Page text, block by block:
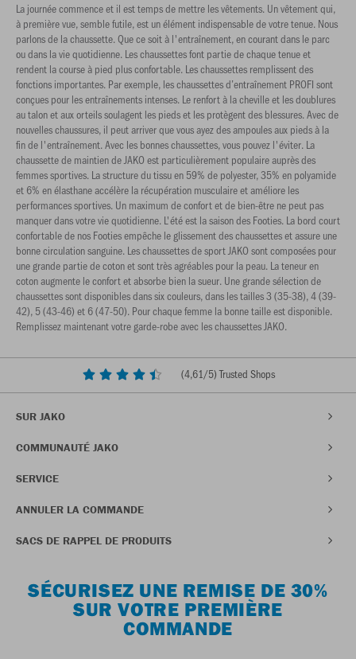
La journée commence et il est temps de mettre les vêtements. Un vêtement qui,
à première vue, semble futile, est un élément indispensable de votre tenue. Nous
parlons de la chaussette. Que ce soit à l'entraînement, en courant dans le parc
ou dans la vie quotidienne. Les chaussettes font partie de chaque tenue et
rendent la course à pied plus confortable. Les chaussettes remplissent des
fonctions importantes. Par exemple, les chaussettes d’entraînement PROFI sont
conçues pour les entraînements intenses. Le renfort à la cheville et les doublures
au talon et aux orteils soulagent les pieds et les protègent des blessures. Avec de
nouvelles chaussures, il peut arriver que vous ayez des ampoules aux pieds à la
fin de l'entraînement. Avec les bonnes chaussettes, vous pouvez l'éviter. La
chaussette de maintien de JAKO est particulièrement populaire auprès des
femmes sportives. La structure du tissu en 59% de polyester, 35% en polyamide
et 6% en élasthane accélère la récupération musculaire et améliore les
performances sportives. Un maximum de confort et de bien-être ne peut pas
manquer dans votre vie quotidienne. L'été est la saison des Footies. La bord court
confortable de nos Footies empêche le glissement des chaussettes et assure une
bonne circulation sanguine. Les chaussettes de sport JAKO sont composées pour
une grande partie de coton et sont très agréables pour la peau. La teneur en
coton augmente le confort et absorbe bien la sueur. Une grande sélection de
chaussettes sont disponibles dans six couleurs, dans les tailles 3 (35-38), 4 (39-
42), 5 (43-46) et 6 (47-50). Pour chaque femme la bonne taille est disponible.
Remplissez maintenant votre garde-robe avec les chaussettes JAKO.
(4,61/5) Trusted Shops
SUR JAKO
COMMUNAUTÉ JAKO
SERVICE
ANNULER LA COMMANDE
SACS DE RAPPEL DE PRODUITS
SÉCURISEZ UNE REMISE DE 30%
SUR VOTRE PREMIÈRE
COMMANDE